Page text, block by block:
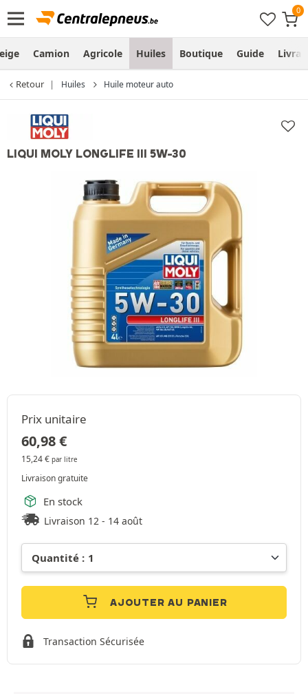
Camion Agricole Huiles Boutique Guide
Retour Huiles Huile moteur auto
LIQUI MOLY LONGLIFE III 5W-30
Prix unitaire
60,98€
15,24€ par litre
Livraison gratuite
En stock
Livraison 12 - 14 août
AJOUTER AU PANIER
Transaction Sécurisée